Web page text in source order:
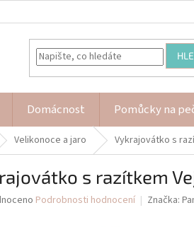
Domácnost Pomůcky na
Velikonoce a jaro Vykrajovátko s
s razítkem
Podrobnosti hodnocení Značka: